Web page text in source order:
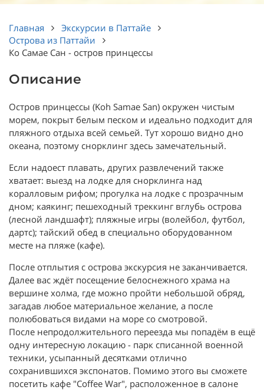
Главная
Экскурсии в Паттайе
Острова из Паттайи
Ко Самае Сан - остров принцессы
Описание
Остров принцессы (Koh Samae San) окружен чистым
морем, покрыт белым песком и идеально подходит для
пляжного отдыха всей семьей. Тут хорошо видно дно
океана, поэтому снорклинг здесь замечательный.
Если надоест плавать, других развлечений также
хватает: выезд на лодке для снорклинга над
коралловым рифом; прогулка на лодке с прозрачным
дном; каякинг; пешеходный треккинг вглубь острова
(лесной ландшафт); пляжные игры (волейбол, футбол,
дартс); тайский обед в специально оборудованном
месте на пляже (кафе).
После отплытия с острова экскурсия не заканчивается.
Далее вас ждёт посещение белоснежного храма на
вершине холма, где можно пройти небольшой обряд,
загадав любое материальное желание, а после
полюбоваться видами на море со смотровой.
После непродолжительного переезда мы попадём в ещё
одну интересную локацию - парк списанной военной
техники, усыпанный десятками отлично
сохранившихся экспонатов. Помимо этого вы сможете
посетить кафе "Coffee War", расположенное в салоне